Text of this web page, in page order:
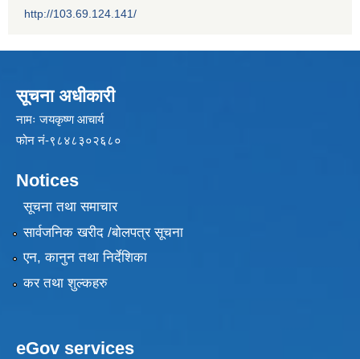
http://103.69.124.141/
सूचना अधीकारी
नामः जयकृष्ण आचार्य
फोन नं-९८४८३०२६८०
Notices
सूचना तथा समाचार
सार्वजनिक खरीद /बोलपत्र सूचना
एन, कानुन तथा निर्देशिका
कर तथा शुल्कहरु
eGov services